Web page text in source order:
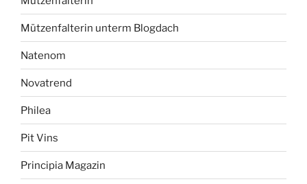
Mützenfalterin unterm Blogdach
Natenom
Novatrend
Philea
Pit Vins
Principia Magazin